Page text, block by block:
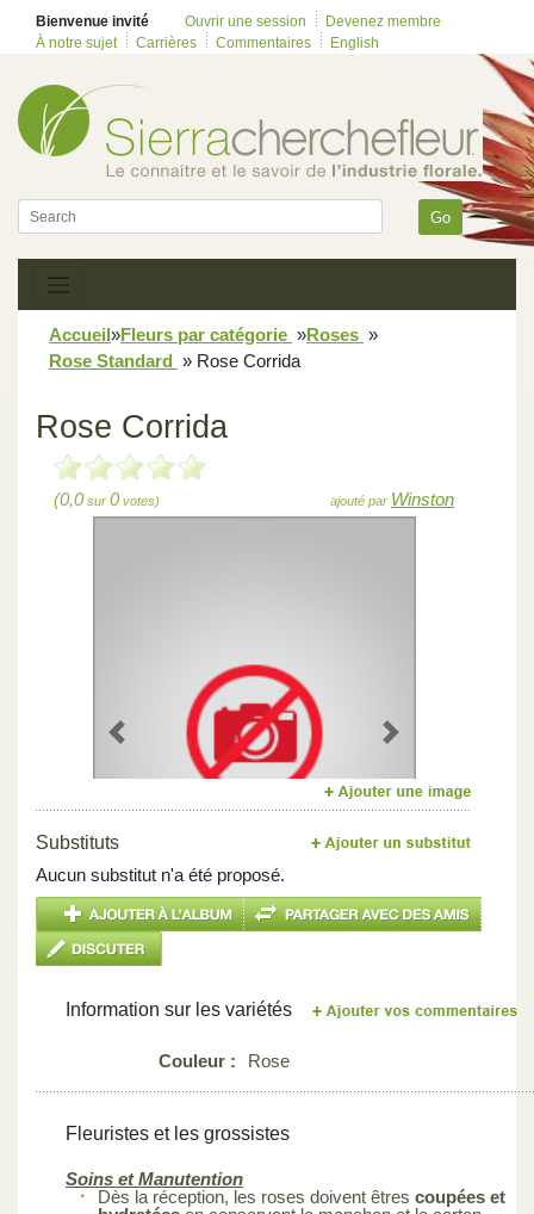
Bienvenue invité Ouvrir une session
Devenez membre
À notre sujet
Carrières Commentaires English
Go
Accueil»Fleurs par catégorie »Roses »
Rose Standard » Rose Corrida
Rose Corrida
(0,0sur 0votes) ajouté par Winston
Previous Next
Substituts
Aucun substitut n'a été proposé.
Information sur les variétés
Couleur : Rose
Fleuristes et les grossistes
Soins et Manutention
Dès la réception, les roses doivent êtres coupées et